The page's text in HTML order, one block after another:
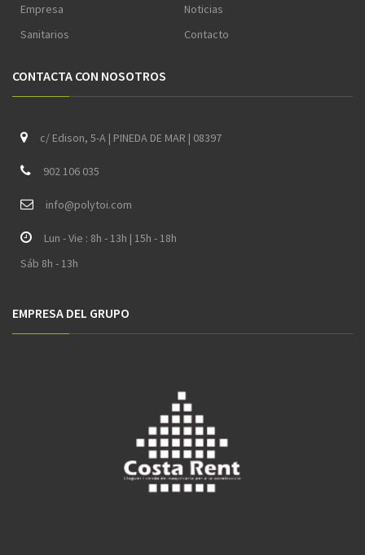
Empresa
Sanitarios
Noticias
Contacto
CONTACTA CON NOSOTROS
c/ Edison, 5-A | PINEDA DE MAR | 08397
902 106 035
info@polytoi.com
Lun - Vie : 8h - 13h | 15h - 18h
Sáb 8h - 13h
EMPRESA DEL GRUPO